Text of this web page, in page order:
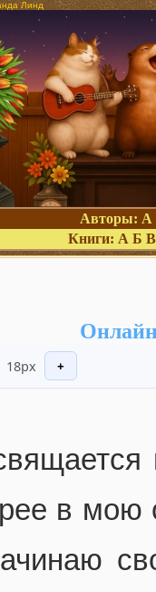
Линд
Авторы: А
Книги: А Б В
18px +
в мою